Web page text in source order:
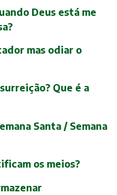
Deus está me
mas odiar o
Que é a
Santa / Semana
os meios?